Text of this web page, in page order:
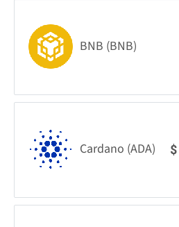
BNB (BNB)
Cardano (ADA) $